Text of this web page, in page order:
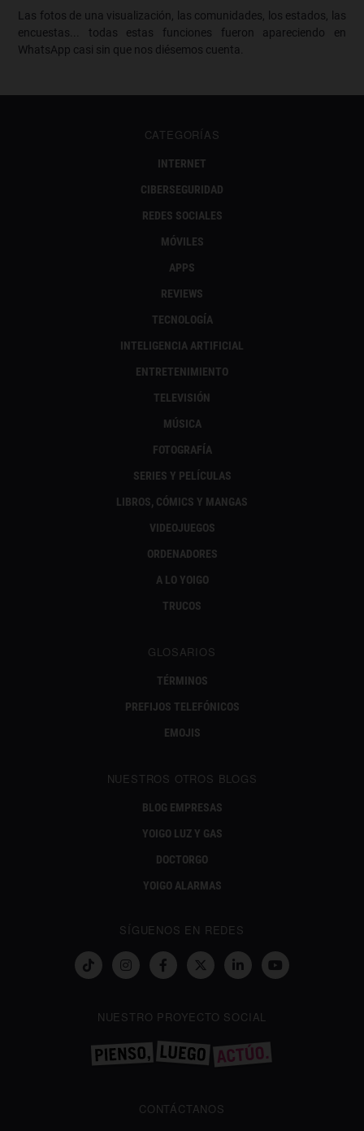
Las fotos de una visualización, las comunidades, los estados, las
encuestas... todas estas funciones fueron apareciendo en
WhatsApp casi sin que nos diésemos cuenta.
CATEGORÍAS
INTERNET
CIBERSEGURIDAD
REDES SOCIALES
MÓVILES
APPS
REVIEWS
TECNOLOGÍA
INTELIGENCIA ARTIFICIAL
ENTRETENIMIENTO
TELEVISIÓN
MÚSICA
FOTOGRAFÍA
SERIES Y PELÍCULAS
LIBROS, CÓMICS Y MANGAS
VIDEOJUEGOS
ORDENADORES
A LO YOIGO
TRUCOS
GLOSARIOS
TÉRMINOS
PREFIJOS TELEFÓNICOS
EMOJIS
NUESTROS OTROS BLOGS
BLOG EMPRESAS
YOIGO LUZ Y GAS
DOCTORGO
YOIGO ALARMAS
SÍGUENOS EN REDES
NUESTRO PROYECTO SOCIAL
CONTÁCTANOS